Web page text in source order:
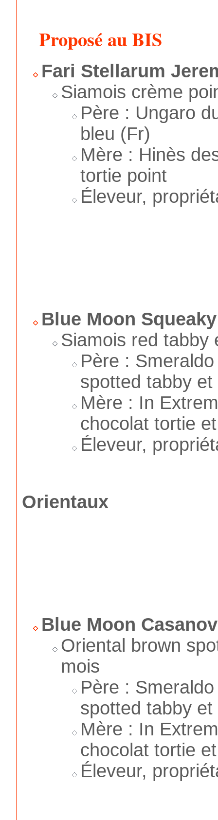
Proposé au BIS
Fari Stellarum
Siamois crème
Père : Ungaro
bleu (Fr)
Mère : Hinès
tortie point
Éleveur,
Blue Moon
Siamois red tabby
Père :
spotted tabby
Mère : In
chocolat tortie
Éleveur,
Orientaux
Blue Moon
Oriental brown
mois
Père :
spotted tabby
Mère : In
chocolat tortie
Éleveur,